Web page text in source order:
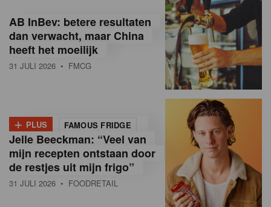
a
n
B
e
AB InBev: betere resultaten
dan verwacht, maar China
heeft het moeilijk
31 JULI 2026 • FMCG
+ PLUS FAMOUS FRIDGE
Jelle Beeckman: “Veel van
mijn recepten ontstaan door
de restjes uit mijn frigo”
31 JULI 2026 • FOODRETAIL